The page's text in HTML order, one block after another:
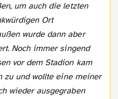
um auch die letzten
Ort
wurde dann aber
Noch immer singend
vor dem Stadion kam
zu und wollte eine meiner
wieder ausgegraben